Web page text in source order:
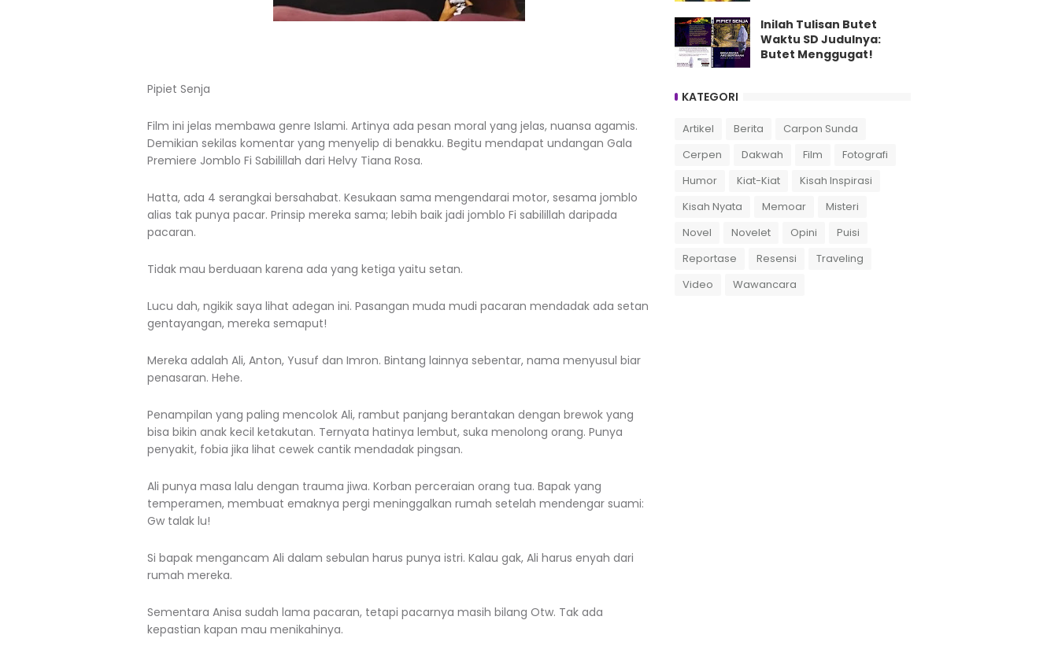
Pipiet Senja
Film ini jelas membawa genre Islami. Artinya ada pesan moral yang jelas, nuansa agamis.
Demikian sekilas komentar yang menyelip di benakku. Begitu mendapat undangan Gala
Premiere Jomblo Fi Sabilillah dari Helvy Tiana Rosa.
Hatta, ada 4 serangkai bersahabat. Kesukaan sama mengendarai motor, sesama jomblo
alias tak punya pacar. Prinsip mereka sama; lebih baik jadi jomblo Fi sabilillah daripada
pacaran.
Tidak mau berduaan karena ada yang ketiga yaitu setan.
Lucu dah, ngikik saya lihat adegan ini. Pasangan muda mudi pacaran mendadak ada setan
gentayangan, mereka semaput!
Mereka adalah Ali, Anton, Yusuf dan Imron. Bintang lainnya sebentar, nama menyusul biar
penasaran. Hehe.
Penampilan yang paling mencolok Ali, rambut panjang berantakan dengan brewok yang
bisa bikin anak kecil ketakutan. Ternyata hatinya lembut, suka menolong orang. Punya
penyakit, fobia jika lihat cewek cantik mendadak pingsan.
Ali punya masa lalu dengan trauma jiwa. Korban perceraian orang tua. Bapak yang
temperamen, membuat emaknya pergi meninggalkan rumah setelah mendengar suami:
Gw talak lu!
Si bapak mengancam Ali dalam sebulan harus punya istri. Kalau gak, Ali harus enyah dari
rumah mereka.
Sementara Anisa sudah lama pacaran, tetapi pacarnya masih bilang Otw. Tak ada
kepastian kapan mau menikahinya.
Inilah Tulisan Butet
Waktu SD Judulnya:
Butet Menggugat!
KATEGORI
Artikel Berita
Carpon Sunda
Cerpen
Dakwah Film
Fotografi
Humor
Kiat-Kiat
Kisah Inspirasi
Kisah Nyata
Memoar
Misteri
Novel
Novelet Opini
Puisi
Reportase
Resensi
Traveling
Video
Wawancara